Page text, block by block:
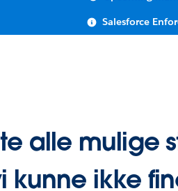
Salesforce
alle mulige
kunne ikke